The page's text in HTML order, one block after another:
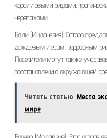
коралловыми рифами,
черепахами.
Бали (Индонезия): Остров
дождевым лесам, террасным
Посетители могут также
восстановлению окружающей
Читать статью Места
мире